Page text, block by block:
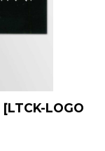
[LTCK-LOGO